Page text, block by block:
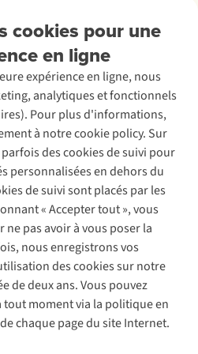
cookies pour une
en ligne
expérience en ligne, nous
analytiques et fonctionnels
Pour plus d'informations,
à notre cookie policy. Sur
des cookies de suivi pour
personnalisées en dehors du
de suivi sont placés par les
« Accepter tout », vous
pas avoir à vous poser la
nous enregistrons vos
des cookies sur notre
de deux ans. Vous pouvez
moment via la politique en
chaque page du site Internet.
nous
Politique de confidentialité
Cookie Policy